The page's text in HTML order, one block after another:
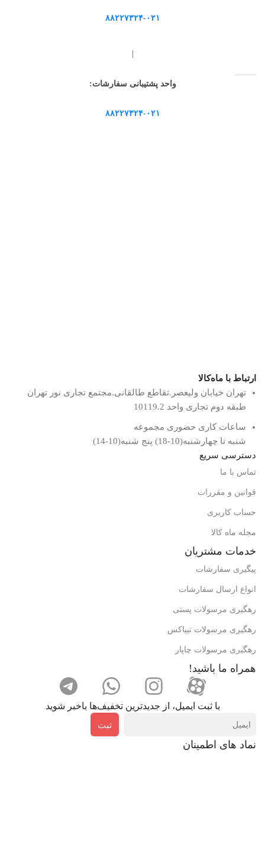
۸۸۲۲۷۳۲۴-۰۲۱
|
واحد پشتیبانی سفارشات:
۸۸۲۲۷۳۲۴-۰۲۱
ارتباط با ماه‌کالا
تهران خیابان ولیعصر.تقاطع طالقانی.مجتمع تجاری نور تهران
طبقه دوم تجاری واحد 10119.2
ساعات کاری حضوری مجموعه
شنبه تا چهارشنبه(10-18) پنج شنبه(10-14)
دسترسی سریع
تماس با ما
قوانین و مقررات
حساب کاربری
مجله ماه کالا
خدمات مشتریان
پیگیری سفارشات
انواع ارسال سفارشات
رهگیری مرسولات پستی
رهگیری مرسولات تیپاکس
رهگیری مرسولات چاپار
همراه ما باشید!
با ثبت ایمیل، از جدید‌ترین تخفیف‌ها با‌خبر شوید
ثبت
نماد های اطمینان